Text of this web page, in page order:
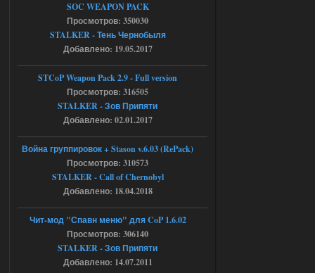
[error]Expression : FATAL ERROR
[error]Function :
CScriptEngine::lua_pcall_failed
[error]File : D:\a\OGSR-
Engine\OGSR-
Engine\ogsr_engine\COMMON_AI\scrip
t_engine.cpp
[error]Line : 75
[error]Description :
[CScriptEngine::lua_pcall_failed]: ... -
shadow of
chernobyl\gamedata\scripts\xr_camper.sc
ript:510: attempt to index local 'manager'
(a nil value)
Вылет после захода в Припять.
Ответить ➤
Скованные одной цепью
18:37
r4908778
с избавлением от баласта,
доходяга.
SOC WEAPON PACK
Просмотров: 350030
STALKER - Тень Чернобыля
Добавлено: 19.05.2017
STCoP Weapon Pack 2.9 - Full version
Просмотров: 316505
STALKER - Зов Припяти
Добавлено: 02.01.2017
Война группировок + Stason v.6.03 (RePack)
Просмотров: 310573
STALKER - Call of Chernobyl
Добавлено: 18.04.2018
Чит-мод "Спавн меню" для CoP 1.6.02
Просмотров: 306140
STALKER - Зов Припяти
Добавлено: 14.07.2011